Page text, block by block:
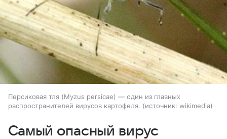
Персиковая тля (Myzus persicae) — один из главных
распространителей вирусов картофеля.
источник: wikimedia
Самый опасный вирус